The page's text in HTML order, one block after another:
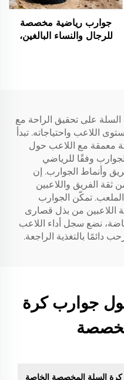
جوارب رياضية مخصصة
للرجال والنساء البالغين،
على تحقيق الراحة مع
اللاعب واحتياجاته. تبدأ
معمقة مع اللاعب حول
وفقًا للرياضي
وأنماط الجوارب. إن
ثقة الفريق واللاعبين
الملعب. تمكّن الجوارب
من بذل قصارى
نضع سجل أداء اللاعب
دائمًا بالتغذية الراجعة.
حول جوارب كرة
السلة المخصصة الخاصة